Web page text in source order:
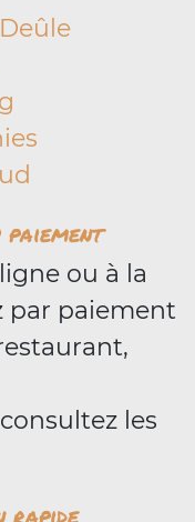
ou à la
par paiement
les
rapide